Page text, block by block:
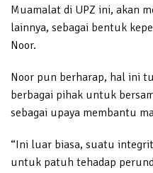
Muamalat di UPZ ini, akan
lainnya, sebagai bentuk
Noor.
Noor pun berharap, hal ini
berbagai pihak untuk
sebagai upaya membantu
“Ini luar biasa, suatu
untuk patuh tehadap